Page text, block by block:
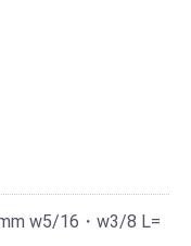
w5/16・w3/8 L=